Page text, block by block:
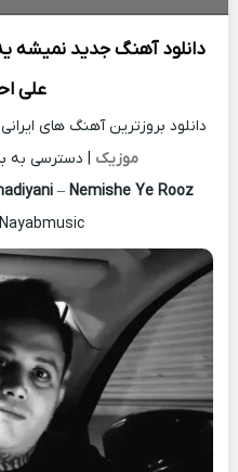
دانلود آهنگ جدید نمیشه
علی
دانلود بروزترین آهنگ های
موزیک | دسترسی به
– Nemishe Ye Rooz